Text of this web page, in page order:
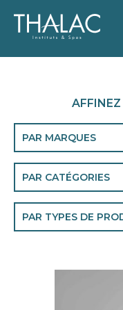
AFFINEZ
PAR MARQUES
THALAC
PAR CATÉGORIES
Visage
PAR TYPES DE